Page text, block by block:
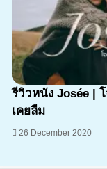
7.2
รีวิวหนัง Josée |
เคยลืม
26 December 2020